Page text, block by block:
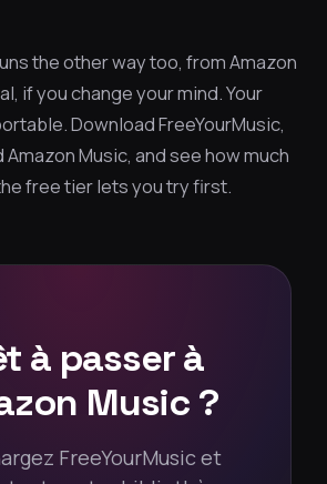
the other way too, from Amazon
if you change your mind. Your
Download FreeYourMusic,
Music, and see how much
free tier lets you try first.
à passer à
Music ?
FreeYourMusic et